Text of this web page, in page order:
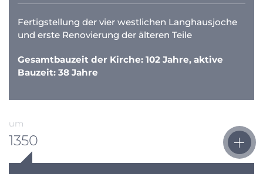
Fertigstellung der vier westlichen Langhausjoche
und erste Renovierung der älteren Teile
Gesamtbauzeit der Kirche: 102 Jahre, aktive
Bauzeit: 38 Jahre
um
1350